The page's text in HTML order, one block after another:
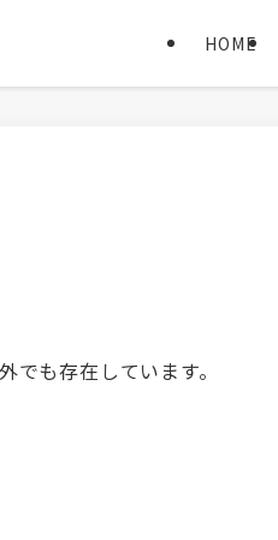
HOME
も存在しています。